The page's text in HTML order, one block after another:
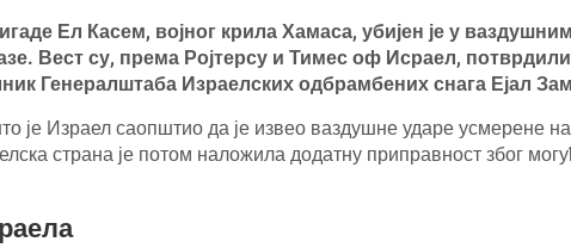
Ел Касем, војног крила Хамаса, убијен је у
Вест су, према Ројтерсу и Тимес оф Исраел,
Генералштаба Израелских одбрамбених снага Ејал
је Израел саопштио да је извео ваздушне ударе усмерене
страна је потом наложила додатну приправност због